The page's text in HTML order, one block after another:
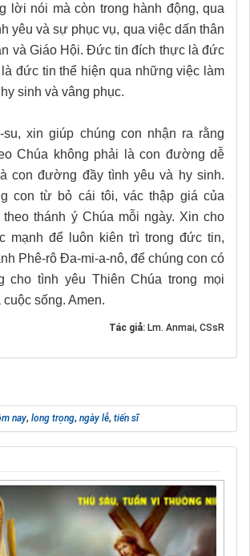
lời nói mà còn trong hành động, qua
yêu và sự phục vụ, qua việc dấn thân
và Giáo Hội. Đức tin đích thực là đức
đức tin thể hiện qua những việc làm
sinh và vâng phục.
su, xin giúp chúng con nhận ra rằng
Chúa không phải là con đường dễ
con đường đầy tình yêu và hy sinh.
con từ bỏ cái tôi, vác thập giá của
theo thánh ý Chúa mỗi ngày. Xin cho
mạnh để luôn kiên trì trong đức tin,
Phê-rô Đa-mi-a-nô, để chúng con có
cho tình yêu Thiên Chúa trong mọi
sống. Amen.
Tác giả: Lm. Anmai, CSsR
nay, long trọng, ngày lễ, tiến sĩ